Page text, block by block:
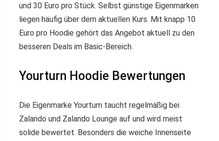
und 30 Euro pro Stück. Selbst günstige Eigenmarken
liegen häufig über dem aktuellen Kurs. Mit knapp 10
Euro pro Hoodie gehört das Angebot aktuell zu den
besseren Deals im Basic-Bereich.
Yourturn Hoodie Bewertungen
Die Eigenmarke Yourturn taucht regelmäßig bei
Zalando und Zalando Lounge auf und wird meist
solide bewertet. Besonders die weiche Innenseite